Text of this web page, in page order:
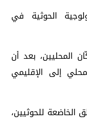
الحوثية في
المحليين، بعد أن
إلى الإقليمي
الخاضعة للحوثيين،